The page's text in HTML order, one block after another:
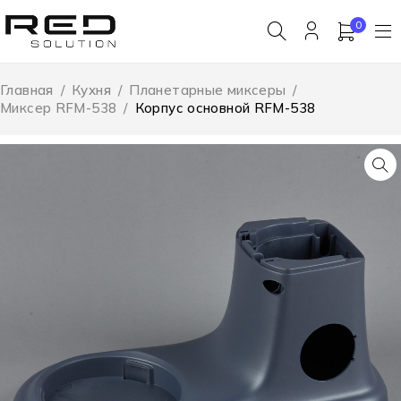
0
Главная / Кухня / Планетарные миксеры /
Миксер RFM-538 / Корпус основной RFM-538